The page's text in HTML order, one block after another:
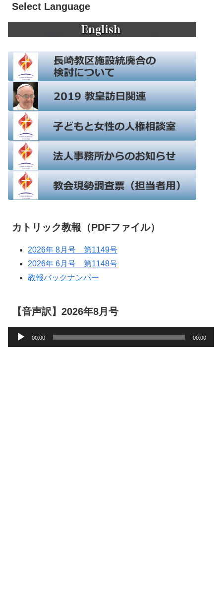
Select Language
カトリック教報（PDFファイル）
2026年 8月号 第1149号
2026年 6月号 第1148号
教報バックナンバー
【音声訳】2026年8月号
声
00:00 00:00